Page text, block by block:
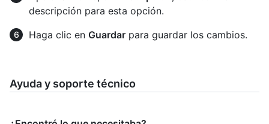
descripción para esta opción.
Haga clic en Guardar para guardar los cambios.
Ayuda y soporte técnico